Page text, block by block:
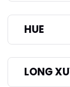
HUE
LONG